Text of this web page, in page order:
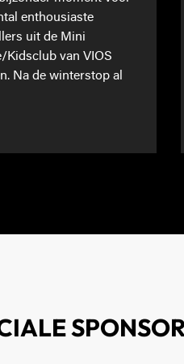
enthousiaste
uit de Mini
Kidsclub van VIOS
Na de winterstop al